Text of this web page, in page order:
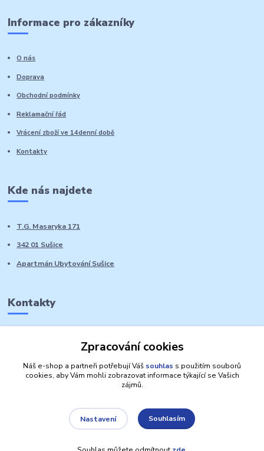
Informace pro zákazníky
O nás
Doprava
Obchodní podmínky
Reklamační řád
Vrácení zboží ve 14denní době
Kontakty
Kde nás najdete
T.G. Masaryka 171
342 01 Sušice
Apartmán Ubytování Sušice
Kontakty
Zpracování cookies
Náš e-shop a partneři potřebují Váš souhlas s použitím souborů
cookies, aby Vám mohli zobrazovat informace týkající se Vašich
zájmů.
Nastavení Souhlasím